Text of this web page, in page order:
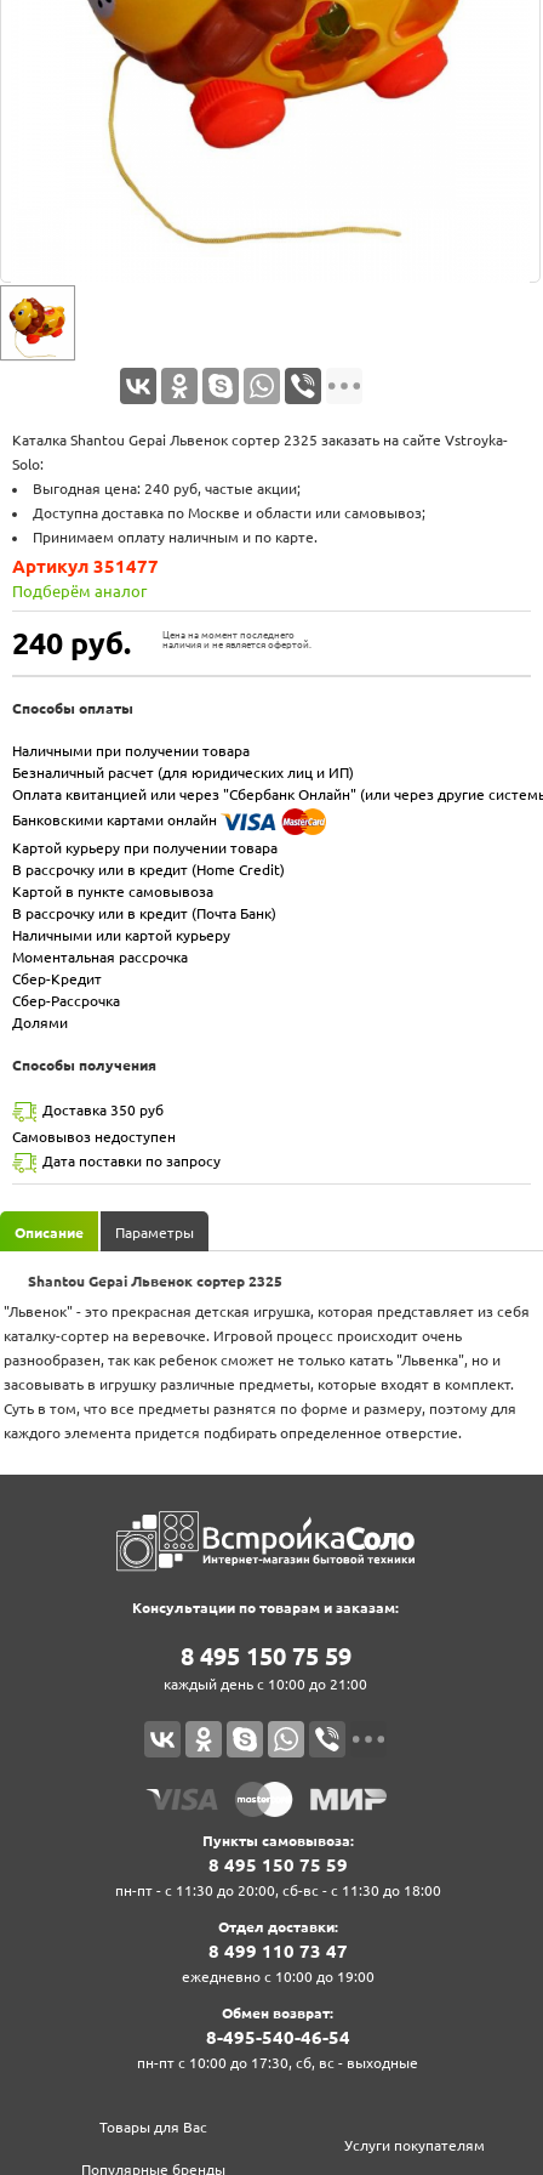
Каталка Shantou Gepai Львенок сортер 2325 заказать на сайте Vstroyka-
Solo:
Выгодная цена: 240 руб, частые акции;
Доступна доставка по Москве и области или самовывоз;
Принимаем оплату наличным и по карте.
240 руб.
Цена на момент последнего
наличия и не является офертой.
Артикул 351477
Подберём аналог
Способы оплаты
Наличными при получении товара
Безналичный расчет (для юридических лиц и ИП)
Оплата квитанцией или через "Сбербанк Онлайн" (или через другие
Банковскими картами онлайн
Картой курьеру при получении товара
В рассрочку или в кредит (Home Credit)
Картой в пункте самовывоза
В рассрочку или в кредит (Почта Банк)
Наличными или картой курьеру
Моментальная рассрочка
Сбер-Кредит
Сбер-Рассрочка
Долями
Способы получения
Доставка 350 руб
Самовывоз недоступен
Дата поставки по запросу
Описание Параметры
Shantou Gepai Львенок сортер 2325
"Львенок" - это прекрасная детская игрушка, которая представляет из себя
каталку-сортер на веревочке. Игровой процесс происходит очень
разнообразен, так как ребенок сможет не только катать "Львенка", но и
засовывать в игрушку различные предметы, которые входят в комплект.
Суть в том, что все предметы разнятся по форме и размеру, поэтому для
каждого элемента придется подбирать определенное отверстие.
Консультации по товарам и заказам:
8‍ 4‍9‍5‍ 1‍5‍0‍ 7‍5‍ 5‍9‍
каждый день с 10:00 до 21:00
Пункты самовывоза:
8‍ 4‍9‍5‍ 1‍5‍0‍ 7‍5‍ 5‍9‍
пн-пт - с 11:30 до 20:00, сб-вс - с 11:30 до 18:00
Отдел доставки:
8‍ 4‍9‍9‍ 1‍1‍0‍ 7‍3‍ 4‍7‍
ежедневно с 10:00 до 19:00
Обмен возврат:
8‍-4‍9‍5‍-5‍4‍0‍-4‍6‍-5‍4‍
пн-пт с 10:00 до 17:30, сб, вс - выходные
Товары для Вас
Популярные бренды
Услуги покупателям